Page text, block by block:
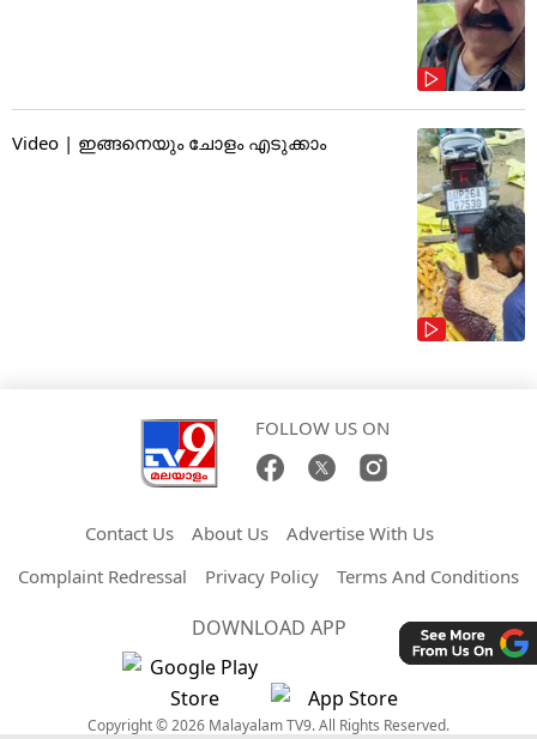
Video | ഇങ്ങനെയും ചോളം എടുക്കാം
FOLLOW US ON
Contact Us About Us
Advertise With Us
Complaint Redressal
Privacy Policy Terms And Conditions
DOWNLOAD APP
Copyright © 2026 Malayalam TV9. All Rights Reserved.